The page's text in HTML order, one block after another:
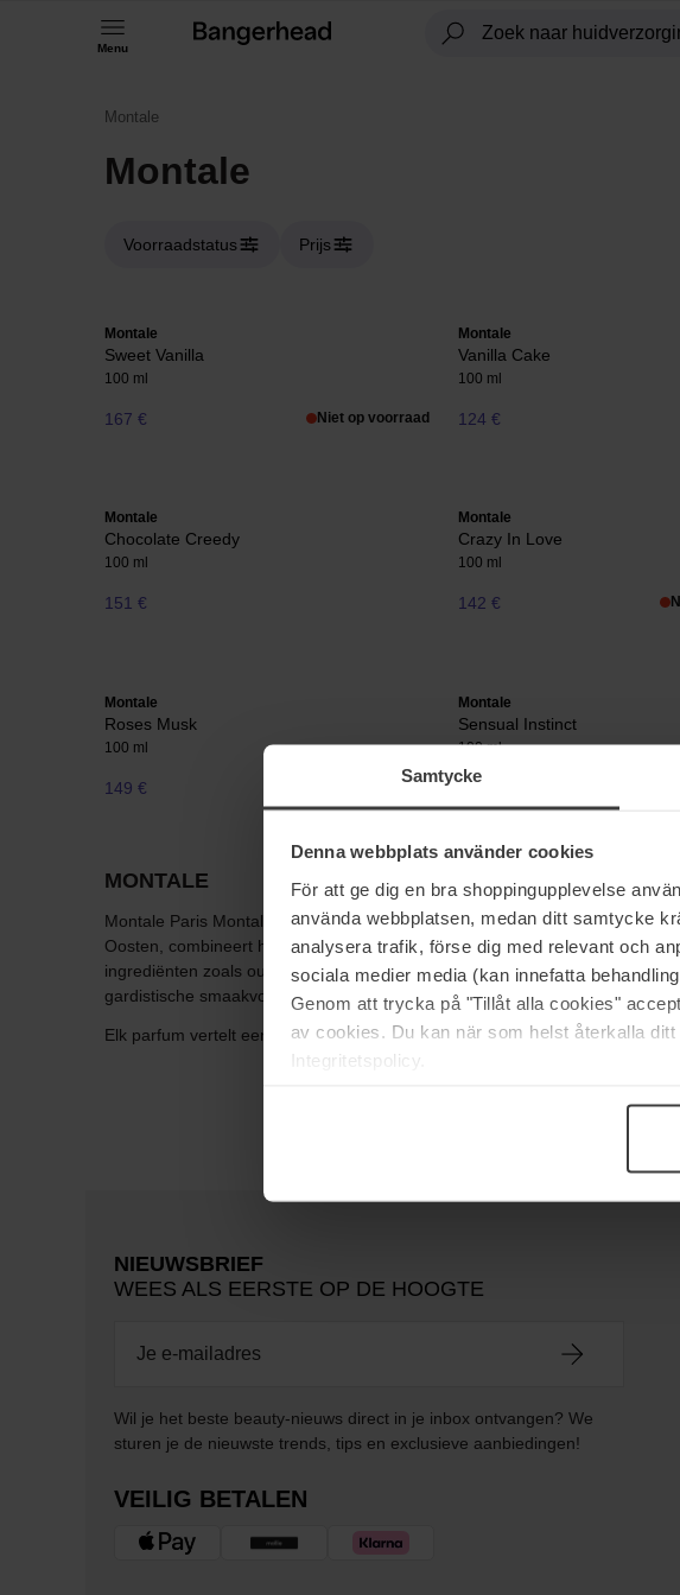
Samtycke
Denna webbplats använder cookies
För att ge dig en bra shoppingupplevelse
använda webbplatsen, medan ditt samtycke
analysera trafik, förse dig med relevant och
sociala medier media (kan innefatta
Genom att trycka på "Tillåt alla cookies"
av cookies. Du kan när som helst återkalla
Integritetspolicy.
Menu
Montale
Montale
Voorraadstatus Prijs
Montale
Sweet Vanilla
100 ml
167 € Niet op voorraad
Montale
Vanilla Cake
100 ml
124 €
Montale
Chocolate Creedy
100 ml
151 €
Montale
Crazy In Love
100 ml
142 €
Montale
Roses Musk
100 ml
149 € Niet op voorraad
Montale
Sensual Instinct
100 ml
161 €
MONTALE
Montale Paris Montale is een luxe Frans parfummerk dat verleidt met zijn
Oosten, combineert het merk oriëntaalse aroma's met moderne Franse
ingrediënten zoals oud, roos, vanille en exotische kruiden. De signatuur
gardistische smaakvoorkeuren aanspreekt.
Elk parfum vertelt een verhaal en verandert een moment in een zintuiglijke
NIEUWSBRIEF
WEES ALS EERSTE OP DE HOOGTE
Wil je het beste beauty-nieuws direct in je inbox ontvangen? We
sturen je de nieuwste trends, tips en exclusieve aanbiedingen!
VEILIG BETALEN